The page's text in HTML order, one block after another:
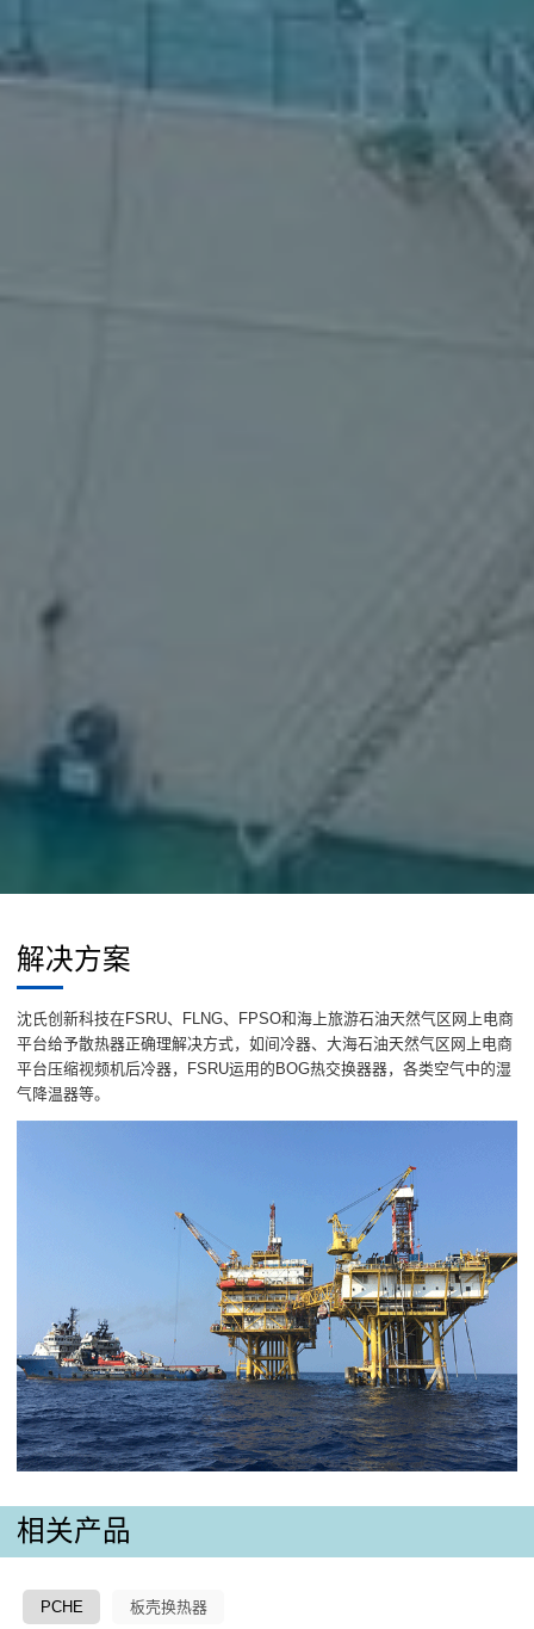
解决方案
沈氏创新科技在FSRU、FLNG、FPSO和海上旅游石油天然气区网上电商
平台给予散热器正确理解决方式，如间冷器、大海石油天然气区网上电商
平台压缩视频机后冷器，FSRU运用的BOG热交换器器，各类空气中的湿
气降温器等。
相关产品
PCHE 板壳换热器